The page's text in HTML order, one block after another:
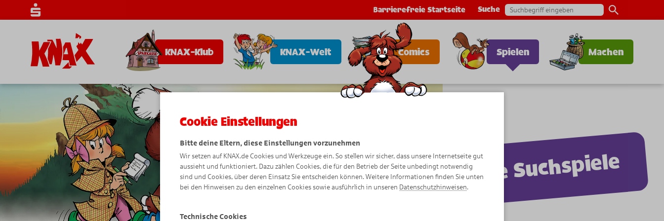
Barrierefreie Startseite Suche
KNAX-Klub KNAX-Welt Comics Spielen Machen
Coole Suchspiele
Cookie Einstellungen
Bitte deine Eltern, diese Einstellungen vorzunehmen
Wir setzen auf KNAX.de Cookies und Werkzeuge ein. So stellen wir sicher, dass unsere Internetseite gut
aussieht und funktioniert. Dazu zählen Cookies, die für den Betrieb der Seite unbedingt notwendig
sind und Cookies, über deren Einsatz Sie entscheiden können. Weitere Informationen finden Sie unten
bei den Hinweisen zu den einzelnen Cookies sowie ausführlich in unseren Datenschutzhinweisen.
Technische Cookies